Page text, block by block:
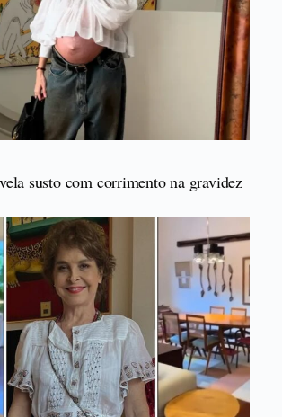
susto com corrimento na gravidez